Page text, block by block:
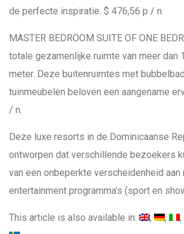
de perfecte inspiratie. $ 476,56 p / n.
MASTER BEDROOM SUITE OF ONE
totale gezamenlijke ruimte van meer dan
meter. Deze buitenruimtes met
tuinmeubelen beloven een aangename
/ n.
Deze luxe resorts in de Dominicaanse
ontworpen dat verschillende bezoekers
van een onbeperkte verscheidenheid aan
entertainment programma’s (sport en
This article is also available in: